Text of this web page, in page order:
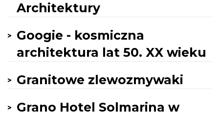
Architektury
Googie - kosmiczna
architektura lat 50. XX wieku
Granitowe zlewozmywaki
Grano Hotel Solmarina w